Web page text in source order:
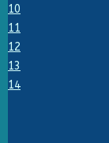
10
11
12
13
14